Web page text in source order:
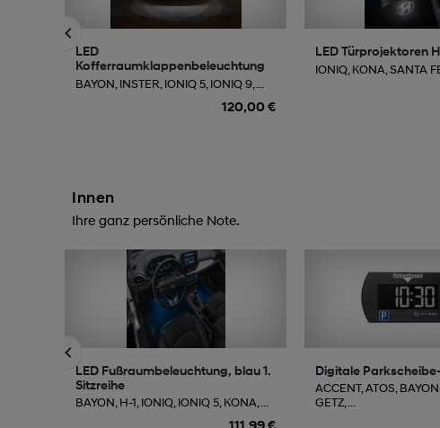
LED
Kofferraumklappenbeleuchtung
BAYON, INSTER, IONIQ 5, IONIQ 9, ...
120,00 €
LED Türprojektoren
IONIQ, KONA, SANTA
Innen
Ihre ganz persönliche Note.
LED Fußraumbeleuchtung, blau 1.
Sitzreihe
BAYON, H-1, IONIQ, IONIQ 5, KONA, ...
Digitale
ACCENT, ATOS,
GETZ, ...